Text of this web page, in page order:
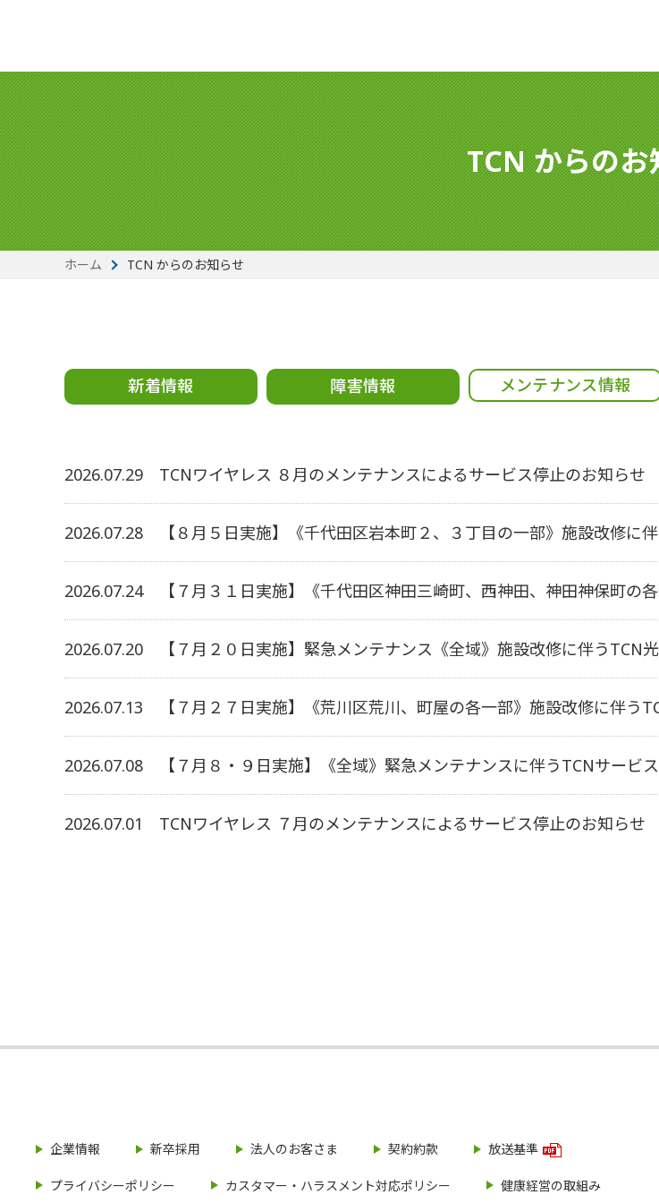
TCN からのお
ホーム TCN からのお知らせ
新着情報 障害情報 メンテナンス情報
2026.07.29 TCNワイヤレス ８月のメンテナンスによるサービス停止のお知らせ
2026.07.28 【８月５日実施】《千代田区岩本町２、３丁目の一部》 施設改修に
2026.07.24 【７月３１日実施】《千代田区神田三崎町、西神田、神田神保町の各
2026.07.20 【７月２０日実施】緊急メンテナンス《全域》施設改修に伴うTCN
2026.07.13 【７月２７日実施】《荒川区荒川、町屋の各一部》施設改修に伴う
2026.07.08 【７月８・９日実施】《全域》緊急メンテナンスに伴うTCNサービ
2026.07.01 TCNワイヤレス ７月のメンテナンスによるサービス停止のお知らせ
企業情報 新卒採用 法人のお客さま 契約約款 放送基準
プライバシーポリシー カスタマー・ハラスメント対応ポリシー 健康経営の取組み